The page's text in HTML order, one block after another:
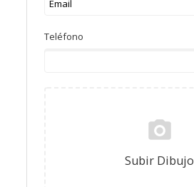
Teléfono
Subir Dibujo